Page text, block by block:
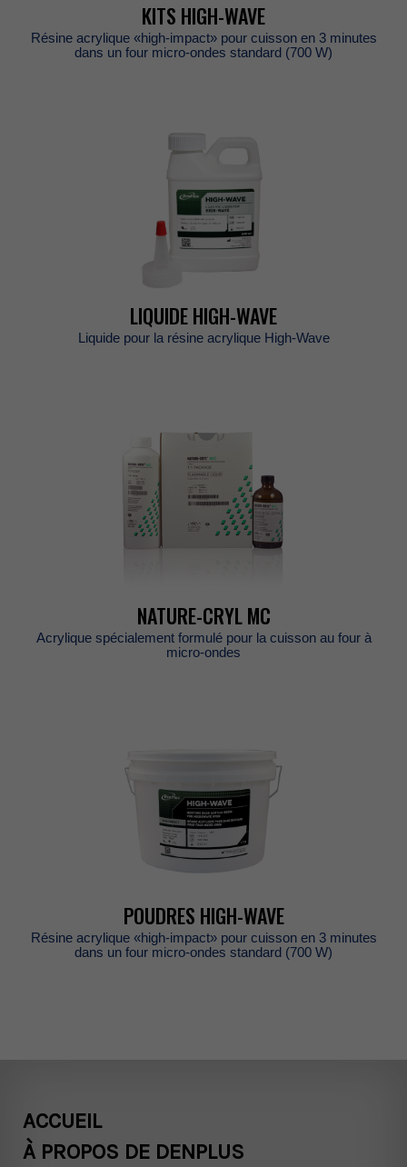
KITSHIGH-WAVE
Résineacrylique«high-impact»pourcuissonen3minutes
dansunfourmicro-ondesstandard(700W)
LIQUIDEHIGH-WAVE
LiquidepourlarésineacryliqueHigh-Wave
NATURE-CRYLMC
Acryliquespécialementformulépourlacuissonaufourà
micro-ondes
POUDRESHIGH-WAVE
Résineacrylique«high-impact»pourcuissonen3minutes
dansunfourmicro-ondesstandard(700W)
ACCUEIL
ÀPROPOSDEDENPLUS